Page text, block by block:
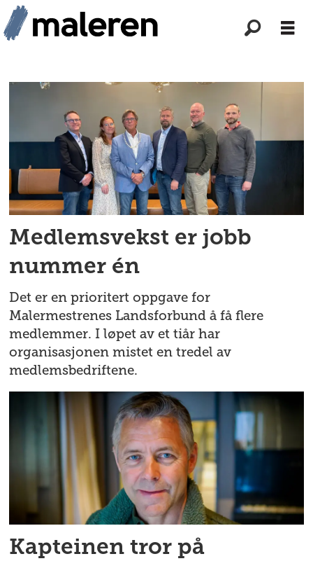
mlfs
generalforsamling
Medlemsvekst er jobb
nummer én
Det er en prioritert oppgave for
Malermestrenes Landsforbund å få flere
medlemmer. I løpet av et tiår har
organisasjonen mistet en tredel av
medlemsbedriftene.
Kapteinen tror på